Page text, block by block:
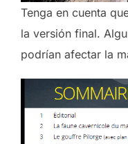
Tenga en cuenta
la versión final.
podrían afectar la